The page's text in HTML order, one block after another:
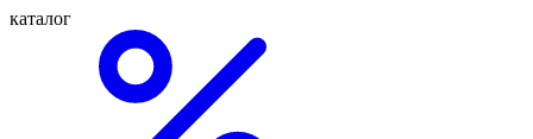
каталог